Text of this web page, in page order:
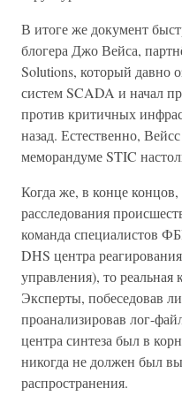
В итоге же документ
блогера Джо Вейса,
Solutions, который давно
систем SCADA и начал
против критичных
назад. Естественно,
меморандуме STIC
Когда же, в конце
расследования
команда специалистов
DHS центра
управления), то реальная
Эксперты, побеседовав
проанализировав лог-
центра синтеза был в
никогда не должен был
распространения.